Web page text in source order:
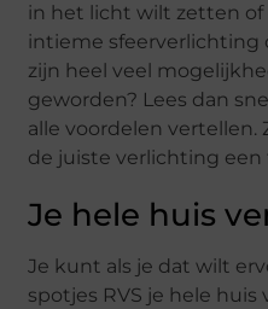
in het licht wilt zetten of
intieme sfeerverlichting
zijn heel veel
geworden? Lees dan
alle voordelen vertellen.
de juiste verlichting
Je hele huis
Je kunt als je dat wilt
spotjes RVS je hele huis